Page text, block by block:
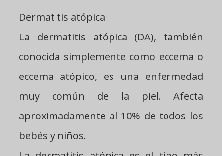
Dermatitis atópica
La dermatitis atópica (DA), también
conocida simplemente como eccema o
eccema atópico, es una enfermedad
muy común de la piel. Afecta
aproximadamente al 10% de todos los
bebés y niños.